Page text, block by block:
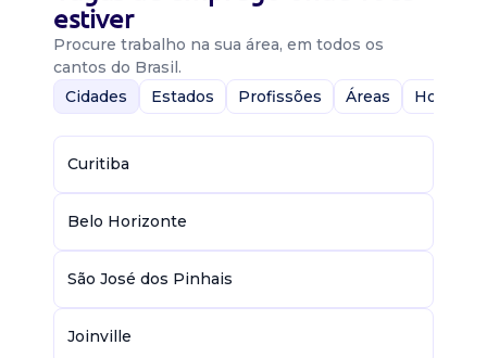
estiver
Procure trabalho na sua área, em todos os
cantos do Brasil.
Cidades
Estados Profissões Áreas Home-
Curitiba
Belo Horizonte
São José dos Pinhais
Joinville